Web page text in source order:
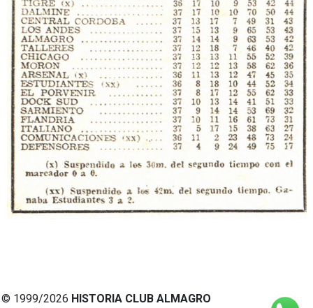
© 1999/2026 HISTORIA CLUB ALMAGRO